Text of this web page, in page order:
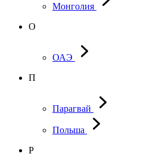
Монголия
О
ОАЭ
П
Парагвай
Польша
Р